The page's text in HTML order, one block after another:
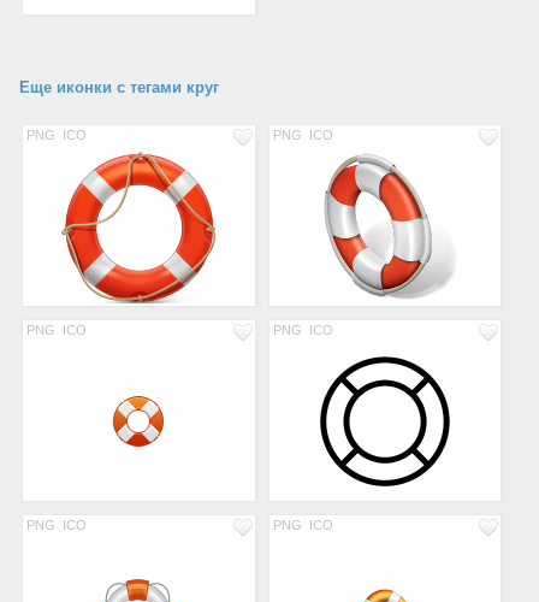
Еще иконки с тегами круг
PNG ICO PNG ICO
PNG ICO PNG ICO
PNG ICO PNG ICO